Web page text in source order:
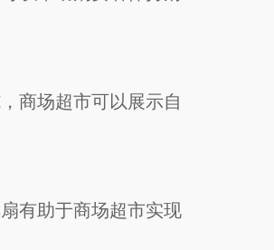
商场超市可以展示自
有助于商场超市实现